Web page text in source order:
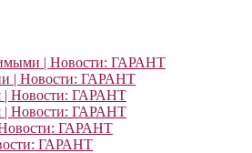
| Новости: ГАРАНТ
| Новости: ГАРАНТ
| Новости: ГАРАНТ
| Новости: ГАРАНТ
Новости: ГАРАНТ
ГАРАНТ